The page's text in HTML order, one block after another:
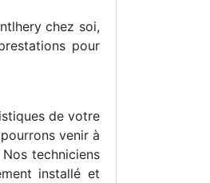
chez soi,
pour
de votre
venir à
techniciens
installé et